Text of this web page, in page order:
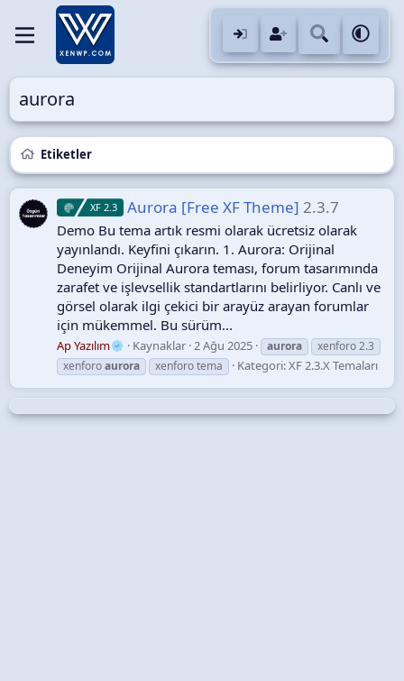
aurora
Etiketler
XF 2.3 Aurora [Free XF Theme] 2.3.7
Demo Bu tema artık resmi olarak ücretsiz olarak
yayınlandı. Keyfini çıkarın. 1. Aurora: Orijinal
Deneyim Orijinal Aurora teması, forum tasarımında
zarafet ve işlevsellik standartlarını belirliyor. Canlı ve
görsel olarak ilgi çekici bir arayüz arayan forumlar
için mükemmel. Bu sürüm...
Ap Yazılım Kaynaklar 2 Ağu 2025 aurora
xenforo 2.3
xenforoaurora xenforo tema Kategori:XF 2.3.X Temaları